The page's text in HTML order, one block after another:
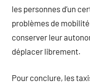
les personnes d’un
problèmes de
conserver leur
déplacer librement.
Pour conclure, les